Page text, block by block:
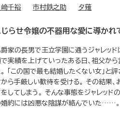
千裕 市村鉄之助 夕薙
じらせ令嬢の不器用な愛に導かれ
家の長男で王立学園に通うジャレッ
実績を上げていったある日、祖父から
「この国で最も結婚したくない女」と
ら手厳しい歓待を受ける。 その結果
してしまう。 そんな事態をジャレッド
婚約には凶悪な陰謀が絡んでいた……。